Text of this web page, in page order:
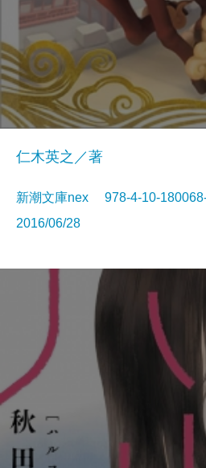
仁木英之／著
新潮文庫nex 978-4-10-
2016/06/28